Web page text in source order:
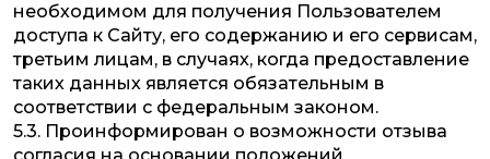
необходимом для получения Пользователем
доступа к Сайту, его содержанию и его сервисам,
третьим лицам, в случаях, когда предоставление
таких данных является обязательным в
соответствии с федеральным законом.
5.3. Проинформирован о возможности отзыва